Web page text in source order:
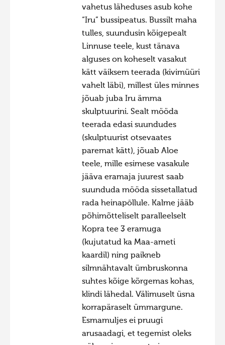
vahetus läheduses asub kohe
“Iru” bussipeatus. Bussilt maha
tulles, suundusin kõigepealt
Linnuse teele, kust tänava
alguses on koheselt vasakut
kätt väiksem teerada (kivimüüri
vahelt läbi), millest üles minnes
jõuab juba Iru ämma
skulptuurini. Sealt mööda
teerada edasi suundudes
(skulptuurist otsevaates
paremat kätt), jõuab Aloe
teele, mille esimese vasakule
jääva eramaja juurest saab
suunduda mööda sissetallatud
rada heinapōllule. Kalme jääb
põhimõtteliselt paralleelselt
Kopra tee 3 eramuga
(kujutatud ka Maa-ameti
kaardil) ning paikneb
silmnähtavalt ümbruskonna
suhtes kõige kõrgemas kohas,
klindi lähedal. Välimuselt üsna
korrapäraselt ümmargune.
Esmamuljes ei pruugi
arusaadagi, et tegemist oleks